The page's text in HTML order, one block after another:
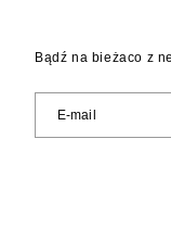
Bądź na bieżaco z